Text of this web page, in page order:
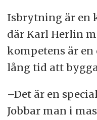
Isbrytning är en
där Karl Herlin
kompetens är
lång tid att
–Det är en
Jobbar man i